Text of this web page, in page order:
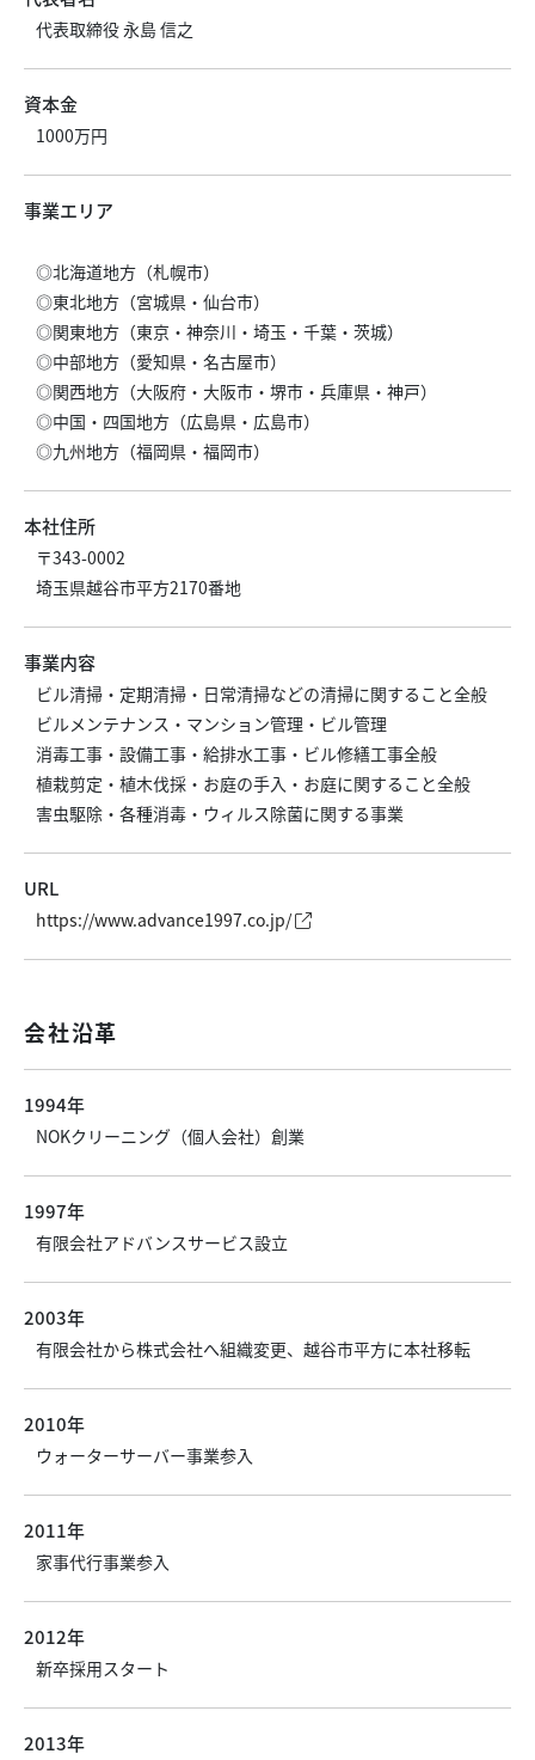
代表取締役 永島 信之
資本金
1000万円
事業エリア
◎北海道地方（札幌市）
◎東北地方（宮城県・仙台市）
◎関東地方（東京・神奈川・埼玉・千葉・茨城）
◎中部地方（愛知県・名古屋市）
◎関西地方（大阪府・大阪市・堺市・兵庫県・神戸）
◎中国・四国地方（広島県・広島市）
◎九州地方（福岡県・福岡市）
本社住所
〒343-0002
埼玉県越谷市平方2170番地
事業内容
ビル清掃・定期清掃・日常清掃などの清掃に関すること全般
ビルメンテナンス・マンション管理・ビル管理
消毒工事・設備工事・給排水工事・ビル修繕工事全般
植栽剪定・植木伐採・お庭の手入・お庭に関すること全般
害虫駆除・各種消毒・ウィルス除菌に関する事業
URL
https://www.advance1997.co.jp/
会社沿革
1994年
NOKクリーニング（個人会社）創業
1997年
有限会社アドバンスサービス設立
2003年
有限会社から株式会社へ組織変更、越谷市平方に本社移転
2010年
ウォーターサーバー事業参入
2011年
家事代行事業参入
2012年
新卒採用スタート
2013年